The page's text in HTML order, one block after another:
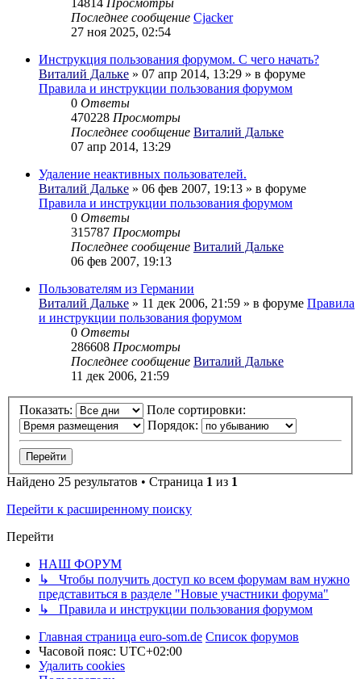
14814 Просмотры
Последнее сообщение Cjacker
27 ноя 2025, 02:54
Инструкция пользования форумом. С чего начать?
Виталий Дальке » 07 апр 2014, 13:29 » в форуме
Правила и инструкции пользования форумом
0 Ответы
470228 Просмотры
Последнее сообщение Виталий Дальке
07 апр 2014, 13:29
Удаление неактивных пользователей.
Виталий Дальке » 06 фев 2007, 19:13 » в форуме
Правила и инструкции пользования форумом
0 Ответы
315787 Просмотры
Последнее сообщение Виталий Дальке
06 фев 2007, 19:13
Пользователям из Германии
Виталий Дальке » 11 дек 2006, 21:59 » в форуме Правила
и инструкции пользования форумом
0 Ответы
286608 Просмотры
Последнее сообщение Виталий Дальке
11 дек 2006, 21:59
Показать:
Поле сортировки:
Порядок:
Найдено 25 результатов • Страница 1 из 1
Перейти к расширенному поиску
Перейти
НАШ ФОРУМ
↳ Чтобы получить доступ ко всем форумам вам нужно
представиться в разделе "Новые участники форума"
↳ Правила и инструкции пользования форумом
Главная страница euro-som.de Список форумов
Часовой пояс: UTC+02:00
Удалить cookies